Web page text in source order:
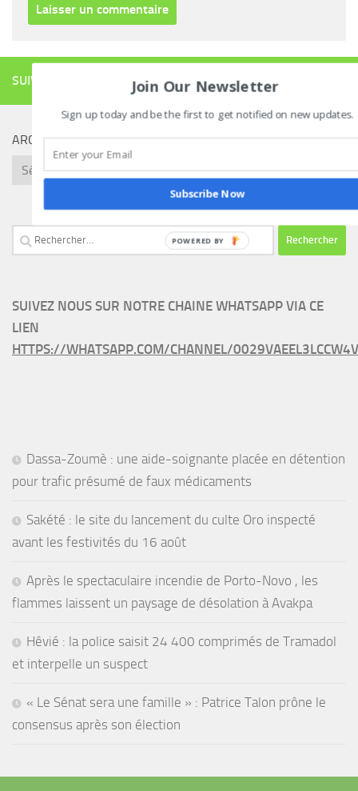
SUIVRE
ARCHIVES
Archives
Rechercher :
SUIVEZ NOUS SUR NOTRE CHAINE WHATSAPP VIA CE
LIEN
HTTPS://WHATSAPP.COM/CHANNEL/
Dassa-Zoumè : une aide-soignante placée en détention
pour trafic présumé de faux médicaments
Sakété : le site du lancement du culte Oro inspecté
avant les festivités du 16 août
Après le spectaculaire incendie de Porto-Novo , les
flammes laissent un paysage de désolation à Avakpa
Hêvié : la police saisit 24 400 comprimés de Tramadol
et interpelle un suspect
« Le Sénat sera une famille » : Patrice Talon prône le
consensus après son élection
Join Our Newsletter
Sign up today and be the first to get notified on new updates.
Subscribe Now
POWERED